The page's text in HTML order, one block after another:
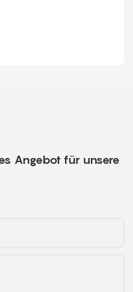
Angebot für unsere